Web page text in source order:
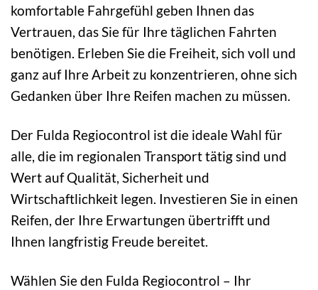
komfortable Fahrgefühl geben Ihnen das
Vertrauen, das Sie für Ihre täglichen Fahrten
benötigen. Erleben Sie die Freiheit, sich voll und
ganz auf Ihre Arbeit zu konzentrieren, ohne sich
Gedanken über Ihre Reifen machen zu müssen.
Der Fulda Regiocontrol ist die ideale Wahl für
alle, die im regionalen Transport tätig sind und
Wert auf Qualität, Sicherheit und
Wirtschaftlichkeit legen. Investieren Sie in einen
Reifen, der Ihre Erwartungen übertrifft und
Ihnen langfristig Freude bereitet.
Wählen Sie den Fulda Regiocontrol – Ihr